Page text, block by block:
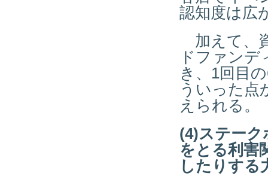
認知度は広
加えて、
ドファン
き、1回目
ういった点
えられる。
(4)ステーク
をとる利害
したりする